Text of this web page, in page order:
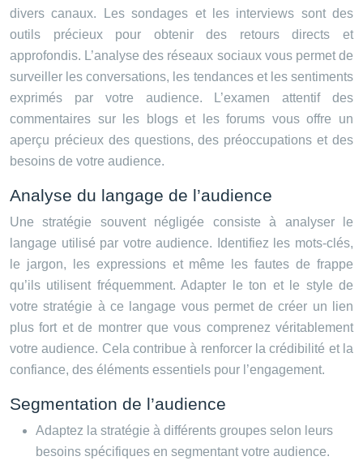
divers canaux. Les sondages et les interviews sont des
outils précieux pour obtenir des retours directs et
approfondis. L’analyse des réseaux sociaux vous permet de
surveiller les conversations, les tendances et les sentiments
exprimés par votre audience. L’examen attentif des
commentaires sur les blogs et les forums vous offre un
aperçu précieux des questions, des préoccupations et des
besoins de votre audience.
Analyse du langage de l’audience
Une stratégie souvent négligée consiste à analyser le
langage utilisé par votre audience. Identifiez les mots-clés,
le jargon, les expressions et même les fautes de frappe
qu’ils utilisent fréquemment. Adapter le ton et le style de
votre stratégie à ce langage vous permet de créer un lien
plus fort et de montrer que vous comprenez véritablement
votre audience. Cela contribue à renforcer la crédibilité et la
confiance, des éléments essentiels pour l’engagement.
Segmentation de l’audience
Adaptez la stratégie à différents groupes selon leurs
besoins spécifiques en segmentant votre audience.